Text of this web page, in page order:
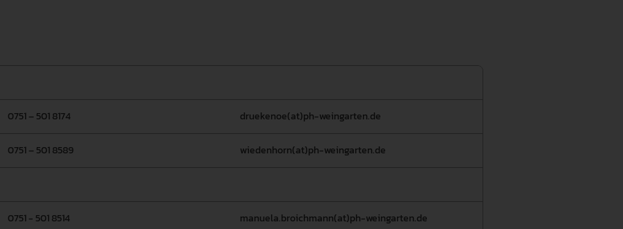
0751 – 501 8174 druekenoe(at)ph-weingarten.de
0751 – 501 8589 wiedenhorn(at)ph-weingarten.de
0751 - 501 8514 manuela.broichmann(at)ph-weingarten.de